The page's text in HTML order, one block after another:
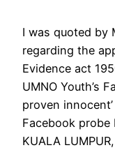
I was quoted by
regarding the
Evidence act
UMNO Youth’s
proven
Facebook probe
KUALA